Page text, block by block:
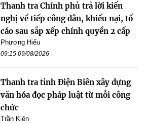
Thanh tra Chính phủ trả lời kiến
nghị về tiếp công dân, khiếu nại, tố
cáo sau sắp xếp chính quyền 2 cấp
Phương Hiếu
09:15 09/08/2026
Thanh tra tỉnh Điện Biên xây dựng
văn hóa đọc pháp luật từ mỗi công
chức
Trần Kiên